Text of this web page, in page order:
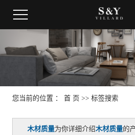
您当前的位置 ： 首 页 >> 标签搜索
木材质量为你详细介绍木材质量的